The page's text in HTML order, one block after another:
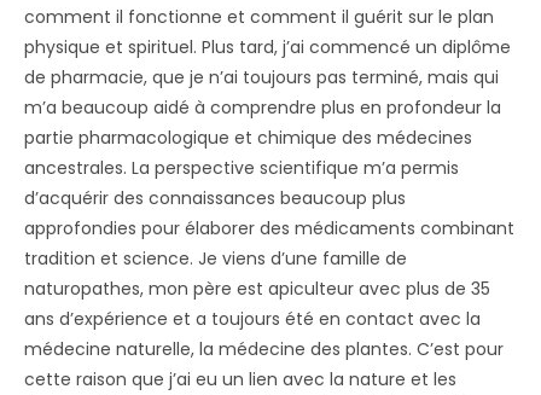
comment il fonctionne et comment il guérit sur le plan
physique et spirituel. Plus tard, j’ai commencé un diplôme
de pharmacie, que je n’ai toujours pas terminé, mais qui
m’a beaucoup aidé à comprendre plus en profondeur la
partie pharmacologique et chimique des médecines
ancestrales. La perspective scientifique m’a permis
d’acquérir des connaissances beaucoup plus
approfondies pour élaborer des médicaments combinant
tradition et science. Je viens d’une famille de
naturopathes, mon père est apiculteur avec plus de 35
ans d’expérience et a toujours été en contact avec la
médecine naturelle, la médecine des plantes. C’est pour
cette raison que j’ai eu un lien avec la nature et les